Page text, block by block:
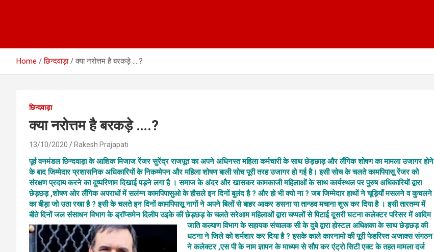
Home छिन्दवाड़ा क्या नरोत्तम है बरकड़े ….?
छिन्दवाड़ा
क्या नरोत्तम है बरकड़े ….?
13/10/2020 Rakesh Prajapati
पूर्व वनमंडल छिन्दवाड़ा के आशिक मिजाज रेंजर सुरेंद्र राजपूत का अपने अधिनस्त महिला कर्मचारी के साथ छेड़छाड़ और लैंगिक शोषण का मामला उजागर होने
के बाद जिम्मेदार प्रशासनिक अधिकारियों के निकम्मेपन और महिला शोषण बाली सोच पूरी तरह उजागर हो गई है। इसी सोच के चलते कामपिपासू रेंजर को
संरक्षण प्रदाय करने का दुष्परिणाम दिखाई पड़ने लगा है । समाज के अंदर और खासकर कामकाजी महिलाओं के साथ कार्यस्थल पर पुरुष अधिकारियों द्वारा
छेड़छड़ ,शोषण ओर लैंगिक अपराधों में सलंग्न कामपिपासुओ के हौसले इन दिनों बुलंद है ? और हो भी क्यो ना ? जब जिम्मेदार हाथों ने चूड़ियाँ मसलने व कुचलने
का बीड़ा जो उठा रखा है ? इसी के चलते इन दिनों कामपिपासू नागों ने अपने बिलों से बाहर आकर डसना या तान्डव मचाना शुरू कर दिया है । इसी तारतम्य में
बीते दिनों जल संसाधन विभाग के ड्रॉप्समेन दिलीप उइके की छेड़छड़ के चलते सरेआम महिलाओं द्वारा चप्पलों से पिटाई दूसरी घटना कलेक्टर परिसर में आदिम
जाति कल्याण विभाग के सहायक संचालक सी के दुबे द्वारा होस्टल अधिक्षका के साथछेड़छड़ की
धटना ने जिले को शर्मशार कर दिया है ? इसके काले कारनामो की पूरी फेहरिस्त अजाक्स संगठन
ने कलेक्टर ,एस पी के नाम ज्ञापन के माध्यम से सौप कर एंट्रो सिटी एक्ट के तहत मामला दर्ज